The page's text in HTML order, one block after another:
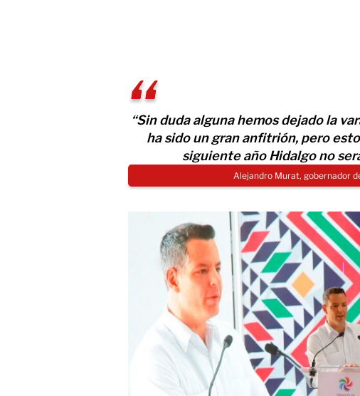
“Sin duda alguna hemos dejado la
ha sido un gran anfitrión, pero
siguiente año Hidalgo no
Alejandro Murat, gobernador